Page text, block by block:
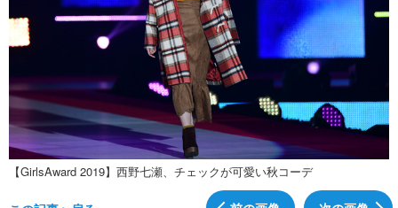
【GirlsAward 2019】西野七瀬、チェックが可愛い秋コーデ